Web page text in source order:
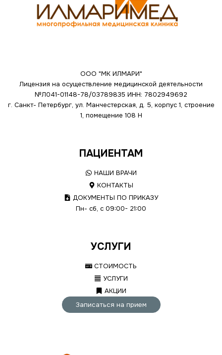
ООО "МК ИЛМАРИ"
Лицензия на осуществление медицинской деятельности
№Л041-01148-78/03789835 ИНН: 7802949692
г. Санкт- Петербург, ул. Манчестерская, д. 5, корпус 1, строение
1, помещение 108 Н
ПАЦИЕНТАМ
НАШИ ВРАЧИ
КОНТАКТЫ
ДОКУМЕНТЫ ПО ПРИКАЗУ
Пн- сб, с 09:00- 21:00
УСЛУГИ
СТОИМОСТЬ
УСЛУГИ
АКЦИИ
Записаться на прием